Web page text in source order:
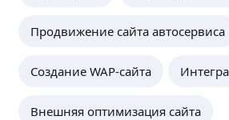
Продвижение сайта автосервиса
Создание WAP-сайта
Внешняя оптимизация сайта